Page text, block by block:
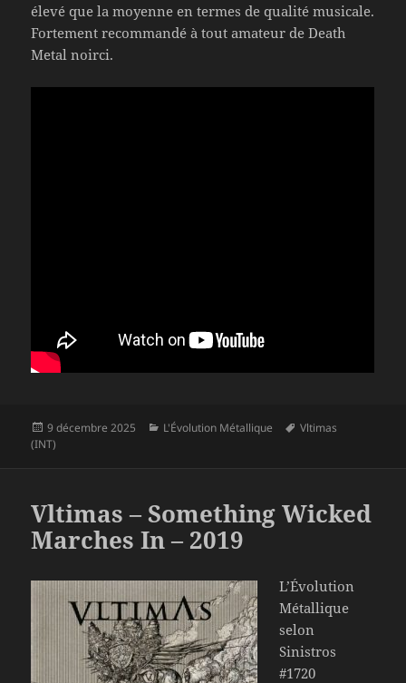
élevé que la moyenne en termes de qualité musicale.
Fortement recommandé à tout amateur de Death
Metal noirci.
Publié
le
9 décembre 2025 Catégories
L'Évolution Métallique
Mots-
Vltimas
(INT)
Vltimas – Something Wicked
Marches In – 2019
L’Évolution
Métallique
selon
Sinistros
#1720